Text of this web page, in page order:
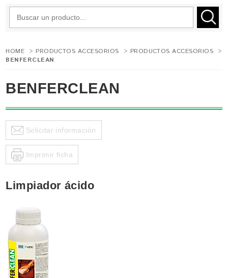
HOME > PRODUCTOS ACCESORIOS > PRODUCTOS ACCESORIOS >
BENFERCLEAN
BENFERCLEAN
Solicitar información
Imprimir ficha
Limpiador ácido